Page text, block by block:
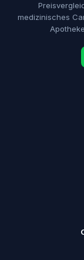
medizinisches